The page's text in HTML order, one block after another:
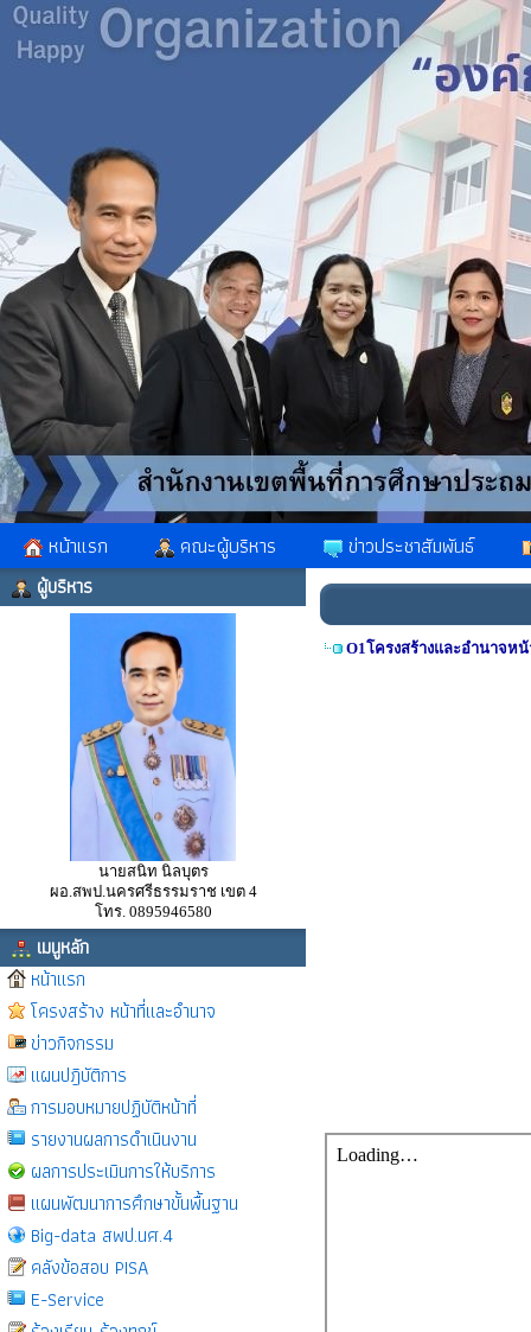
หน้าแรก คณะผู้บริหาร ข่าวประชาสัมพันธ์
ผู้บริหาร
นายสนิท นิลบุตร
ผอ.สพป.นครศรีธรรมราช เขต 4
โทร. 0895946580
เมนูหลัก
หน้าแรก
โครงสร้าง หน้าที่และอำนาจ
ข่าวกิจกรรม
แผนปฎิบัติการ
การมอบหมายปฏิบัติหน้าที่
รายงานผลการดำเนินงาน
ผลการประเมินการให้บริการ
แผนพัฒนาการศึกษาขั้นพื้นฐาน
Big-data สพป.นศ.4
คลังข้อสอบ PISA
E-Service
O1โครงสร้างและอำนาจห